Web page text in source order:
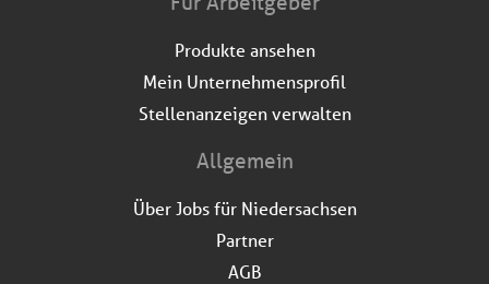
Produkte ansehen
Mein Unternehmensprofil
Stellenanzeigen verwalten
Allgemein
Über Jobs für Niedersachsen
Partner
AGB